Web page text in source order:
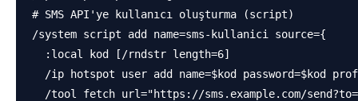
# SMS API'ye kullanıcı oluşturma (script)
/system script add name=sms-kullanici source={
  :local kod [/rndstr length=6]
/ip hotspot user add name=$kod password=$kod
/tool fetch url="https://sms.example.com/